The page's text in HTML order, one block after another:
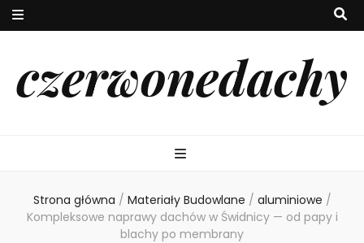
czerwonedachy
Strona główna / Materiały Budowlane / aluminiowe /
Kompleksowe naprawy dachów w Świdnicy — od papy i
blachy po membrany